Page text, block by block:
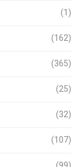
(1)
(162)
(365)
(25)
(32)
(107)
(99)